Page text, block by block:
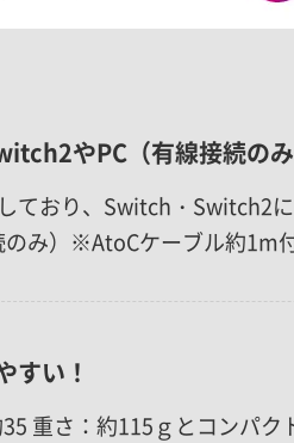
やPC（有線接続のみ
おり、Switch・Switch2
のみ）※AtoCケーブル約1m
すい！
重さ：約115ｇとコンパク